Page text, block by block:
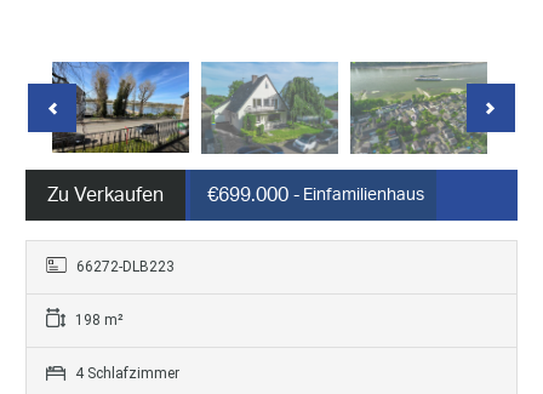
Zu Verkaufen €699.000 - Einfamilienhaus
66272-DLB223
198 m²
4 Schlafzimmer